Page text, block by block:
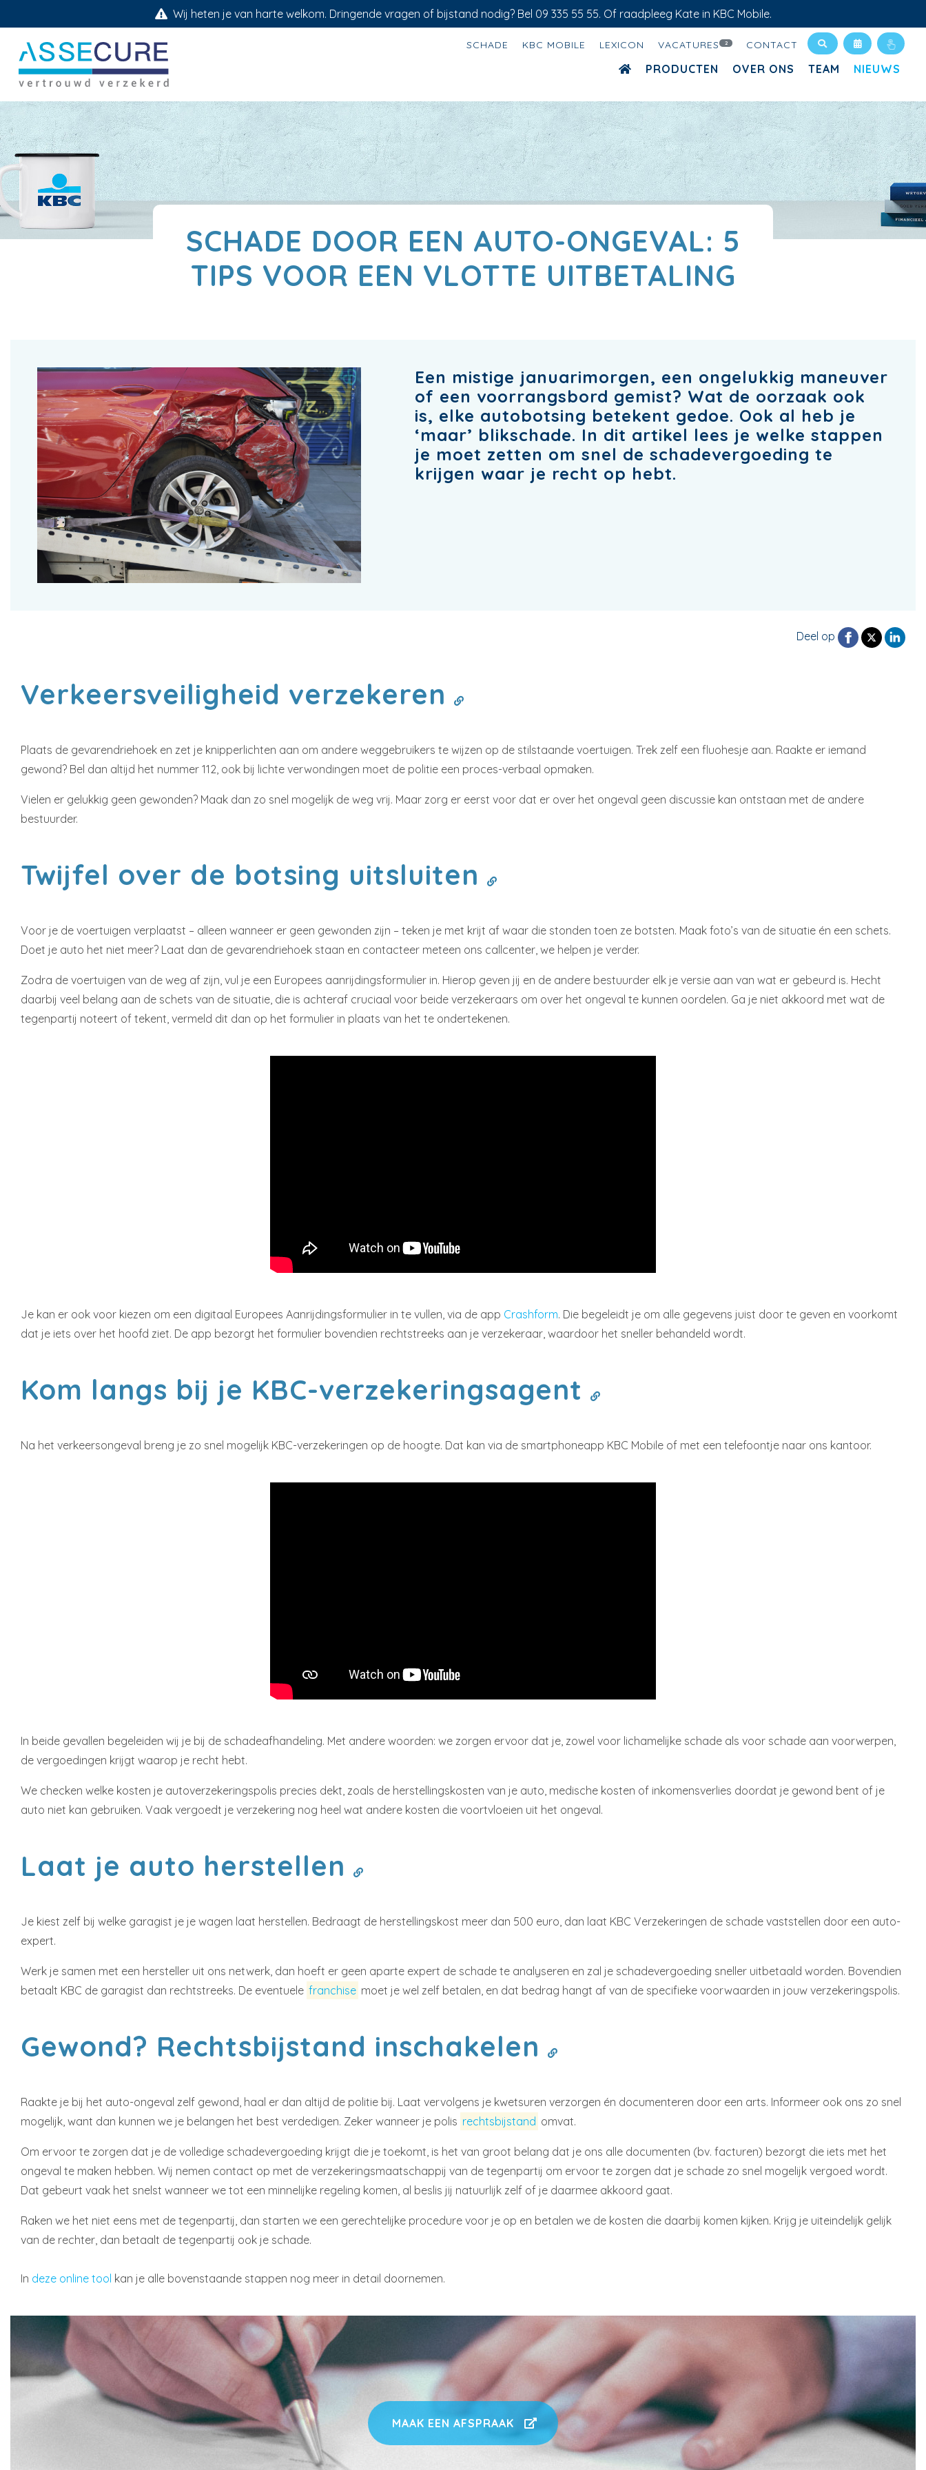
Wij heten je van harte welkom. Dringende vragen of bijstand nodig? Bel 09 335 55 55. Of raadpleeg Kate in KBC Mobile.
SCHADE KBC MOBILE LEXICON VACATURES 2 CONTACT
PRODUCTEN OVER ONS TEAM NIEUWS
SCHADE DOOR EEN AUTO-ONGEVAL: 5
TIPS VOOR EEN VLOTTE UITBETALING
Een mistige januarimorgen, een ongelukkig maneuver
of een voorrangsbord gemist? Wat de oorzaak ook
is, elke autobotsing betekent gedoe. Ook al heb je
‘maar’ blikschade. In dit artikel lees je welke stappen
je moet zetten om snel de schadevergoeding te
krijgen waar je recht op hebt.
Deel op
Verkeersveiligheid verzekeren
Plaats de gevarendriehoek en zet je knipperlichten aan om andere weggebruikers te wijzen op de stilstaande voertuigen. Trek zelf een fluohesje aan. Raakte er iemand
gewond? Bel dan altijd het nummer 112, ook bij lichte verwondingen moet de politie een proces-verbaal opmaken.
Vielen er gelukkig geen gewonden? Maak dan zo snel mogelijk de weg vrij. Maar zorg er eerst voor dat er over het ongeval geen discussie kan ontstaan met de andere
bestuurder.
Twijfel over de botsing uitsluiten
Voor je de voertuigen verplaatst – alleen wanneer er geen gewonden zijn – teken je met krijt af waar die stonden toen ze botsten. Maak foto’s van de situatie én een schets.
Doet je auto het niet meer? Laat dan de gevarendriehoek staan en contacteer meteen ons callcenter, we helpen je verder.
Zodra de voertuigen van de weg af zijn, vul je een Europees aanrijdingsformulier in. Hierop geven jij en de andere bestuurder elk je versie aan van wat er gebeurd is. Hecht
daarbij veel belang aan de schets van de situatie, die is achteraf cruciaal voor beide verzekeraars om over het ongeval te kunnen oordelen. Ga je niet akkoord met wat de
tegenpartij noteert of tekent, vermeld dit dan op het formulier in plaats van het te ondertekenen.
Je kan er ook voor kiezen om een digitaal Europees Aanrijdingsformulier in te vullen, via de app Crashform. Die begeleidt je om alle gegevens juist door te geven en voorkomt
dat je iets over het hoofd ziet. De app bezorgt het formulier bovendien rechtstreeks aan je verzekeraar, waardoor het sneller behandeld wordt.
Kom langs bij je KBC-verzekeringsagent
Na het verkeersongeval breng je zo snel mogelijk KBC-verzekeringen op de hoogte. Dat kan via de smartphoneapp KBC Mobile of met een telefoontje naar ons kantoor.
In beide gevallen begeleiden wij je bij de schadeafhandeling. Met andere woorden: we zorgen ervoor dat je, zowel voor lichamelijke schade als voor schade aan voorwerpen,
de vergoedingen krijgt waarop je recht hebt.
We checken welke kosten je autoverzekeringspolis precies dekt, zoals de herstellingskosten van je auto, medische kosten of inkomensverlies doordat je gewond bent of je
auto niet kan gebruiken. Vaak vergoedt je verzekering nog heel wat andere kosten die voortvloeien uit het ongeval.
Laat je auto herstellen
Je kiest zelf bij welke garagist je je wagen laat herstellen. Bedraagt de herstellingskost meer dan 500 euro, dan laat KBC Verzekeringen de schade vaststellen door een auto-
expert.
Werk je samen met een hersteller uit ons netwerk, dan hoeft er geen aparte expert de schade te analyseren en zal je schadevergoeding sneller uitbetaald worden. Bovendien
betaalt KBC de garagist dan rechtstreeks. De eventuele franchise moet je wel zelf betalen, en dat bedrag hangt af van de specifieke voorwaarden in jouw verzekeringspolis.
Gewond? Rechtsbijstand inschakelen
Raakte je bij het auto-ongeval zelf gewond, haal er dan altijd de politie bij. Laat vervolgens je kwetsuren verzorgen én documenteren door een arts. Informeer ook ons zo snel
mogelijk, want dan kunnen we je belangen het best verdedigen. Zeker wanneer je polis rechtsbijstand omvat.
Om ervoor te zorgen dat je de volledige schadevergoeding krijgt die je toekomt, is het van groot belang dat je ons alle documenten (bv. facturen) bezorgt die iets met het
ongeval te maken hebben. Wij nemen contact op met de verzekeringsmaatschappij van de tegenpartij om ervoor te zorgen dat je schade zo snel mogelijk vergoed wordt.
Dat gebeurt vaak het snelst wanneer we tot een minnelijke regeling komen, al beslis jij natuurlijk zelf of je daarmee akkoord gaat.
Raken we het niet eens met de tegenpartij, dan starten we een gerechtelijke procedure voor je op en betalen we de kosten die daarbij komen kijken. Krijg je uiteindelijk gelijk
van de rechter, dan betaalt de tegenpartij ook je schade.
In deze online tool kan je alle bovenstaande stappen nog meer in detail doornemen.
MAAK EEN AFSPRAAK